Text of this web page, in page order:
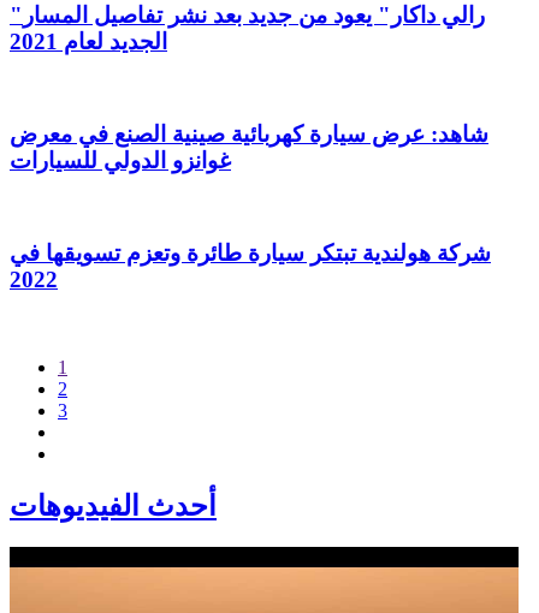
"رالي داكار" يعود من جديد بعد نشر تفاصيل المسار
الجديد لعام 2021
شاهد: عرض سيارة كهربائية صينية الصنع في معرض
غوانزو الدولي للسيارات
شركة هولندية تبتكر سيارة طائرة وتعزم تسويقها في
2022
1
2
3
أحدث الفيديوهات